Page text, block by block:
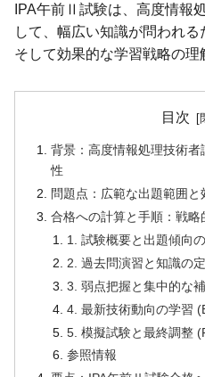
IPA午前Ⅱ試験は、高度情報
して、幅広い知識が問われる
そして効果的な学習戦略の理
目次
背景：高度情報処理技術
性
問題点：広範な出題範囲
合格への計算と手順：戦
1. 試験概要と出題傾向
2. 過去問演習と知識の
3. 弱点把握と集中的な
4. 最新技術動向の学習
5. 模擬試験と最終調整
参照情報